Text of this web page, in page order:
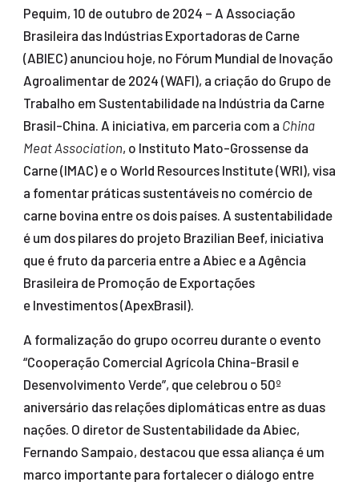
Pequim, 10 de outubro de 2024 – A Associação
Brasileira das Indústrias Exportadoras de Carne
(ABIEC) anunciou hoje, no Fórum Mundial de Inovação
Agroalimentar de 2024 (WAFI), a criação do Grupo de
Trabalho em Sustentabilidade na Indústria da Carne
Brasil-China. A iniciativa, em parceria com a China
Meat Association, o Instituto Mato-Grossense da
Carne (IMAC) e o World Resources Institute (WRI), visa
a fomentar práticas sustentáveis no comércio de
carne bovina entre os dois países. A sustentabilidade
é um dos pilares do projeto Brazilian Beef, iniciativa
que é fruto da parceria entre a Abiec e a Agência
Brasileira de Promoção de Exportações
e Investimentos (ApexBrasil).
A formalização do grupo ocorreu durante o evento
“Cooperação Comercial Agrícola China-Brasil e
Desenvolvimento Verde”, que celebrou o 50º
aniversário das relações diplomáticas entre as duas
nações. O diretor de Sustentabilidade da Abiec,
Fernando Sampaio, destacou que essa aliança é um
marco importante para fortalecer o diálogo entre